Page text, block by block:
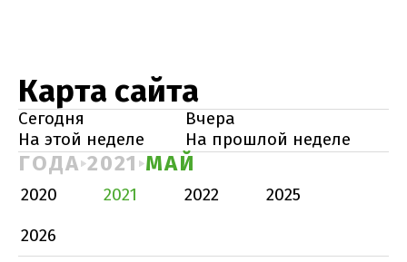
Карта сайта
Сегодня
Вчера
На этой неделе
На прошлой неделе
ГОДА 2021 МАЙ
2020 2021 2022
2025
2026